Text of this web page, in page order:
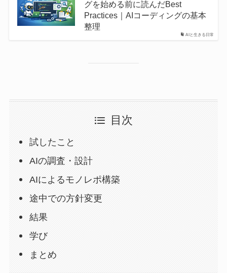
AIと生きる日常
グを始める前に読んだBest
Practices｜AIコーディングの基本
整理
目次
試したこと
AIの調査・設計
AIによるモノレポ構築
途中での方針変更
結果
学び
まとめ